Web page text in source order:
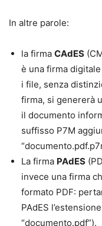
In altre parole:
la firma CAdES
è una firma
i file, senza
firma, si genererà
il documento
suffisso P7M
“documento
La firma PAdES
invece una firma
formato PDF:
PAdES
“documento.pdf”).